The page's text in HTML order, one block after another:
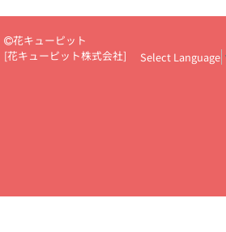
ール
新築引っ越し祝いコラム お祝
場上司や先輩へ贈るお祝い花の正解は？
あり)
花キューピット×専門家
CO2
花キューピット
[花キューピット株式会社] Select Language